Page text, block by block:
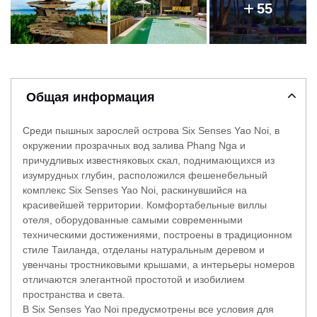
55
Общая информация
Среди пышных зарослей острова Six Senses Yao Noi, в
окружении прозрачных вод залива Phang Nga и
причудливых известняковых скал, поднимающихся из
изумрудных глубин, расположился фешенебельный
комплекс Six Senses Yao Noi, раскинувшийся на
красивейшей территории. Комфортабельные виллы
отеля, оборудованные самыми современными
техническими достижениями, построены в традиционном
стиле Таиланда, отделаны натуральным деревом и
увенчаны тростниковыми крышами, а интерьеры номеров
отличаются элегантной простотой и изобилием
пространства и света.
В Six Senses Yao Noi предусмотрены все условия для